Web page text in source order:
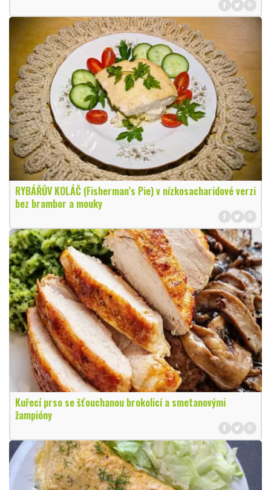
RYBÁŘŮV KOLÁČ (Fisherman’s Pie) v nízkosacharidové verzi
bez brambor a mouky
Kuřecí prso se šťouchanou brokolicí a smetanovými
žampióny